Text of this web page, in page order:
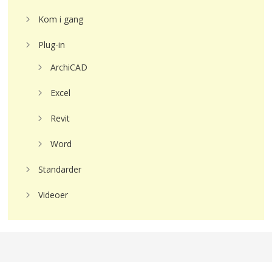
Kom i gang
Plug-in
ArchiCAD
Excel
Revit
Word
Standarder
Videoer